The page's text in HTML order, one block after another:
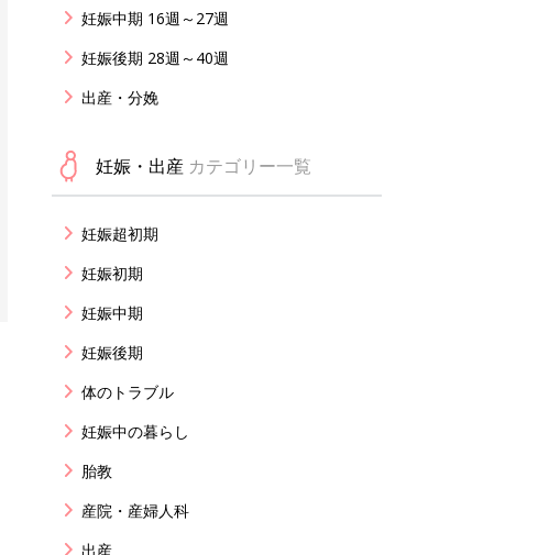
妊娠中期 16週～27週
妊娠後期 28週～40週
出産・分娩
妊娠・出産 カテゴリー一覧
妊娠超初期
妊娠初期
妊娠中期
妊娠後期
体のトラブル
妊娠中の暮らし
胎教
産院・産婦人科
出産